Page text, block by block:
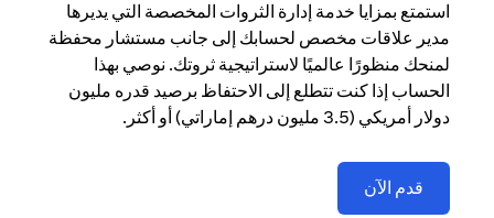
استمتع بمزايا خدمة إدارة الثروات المخصصة التي يديرها
مدير علاقات مخصص لحسابك إلى جانب مستشار محفظة
لمنحك منظورًا عالميًا لاستراتيجية ثروتك. نوصي بهذا
الحساب إذا كنت تتطلع إلى الاحتفاظ برصيد قدره مليون
دولار أمريكي (3.5 مليون درهم إماراتي) أو أكثر.
قدم الآن